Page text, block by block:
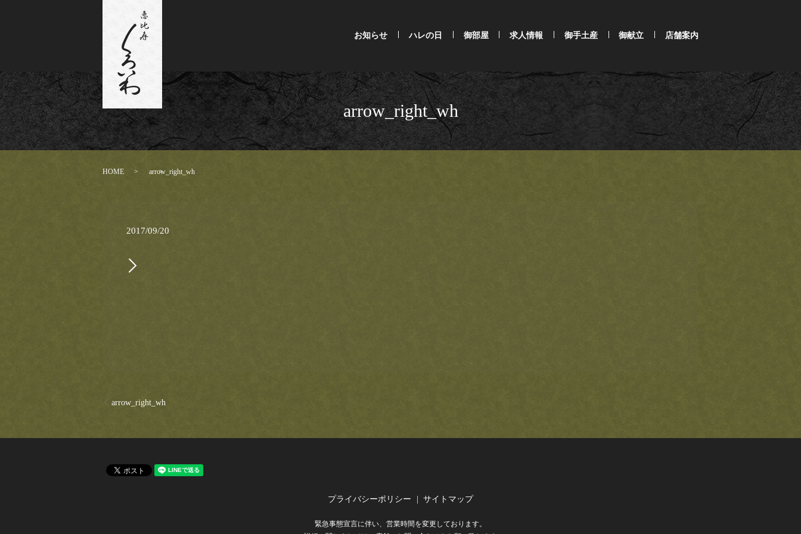
お知らせ ハレの日 御部屋 求人情報 御手土産 御献立 店舗案内
arrow_right_wh
HOME arrow_right_wh
2017/09/20
arrow_right_wh
プライバシーポリシー サイトマップ
緊急事態宣言に伴い、営業時間を変更しております。